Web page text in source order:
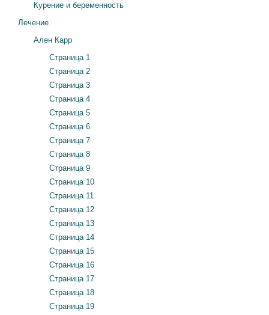
Курение и беременность
Лечение
Ален Карр
Страница 1
Страница 2
Страница 3
Страница 4
Страница 5
Страница 6
Страница 7
Страница 8
Страница 9
Страница 10
Страница 11
Страница 12
Страница 13
Страница 14
Страница 15
Страница 16
Страница 17
Страница 18
Страница 19